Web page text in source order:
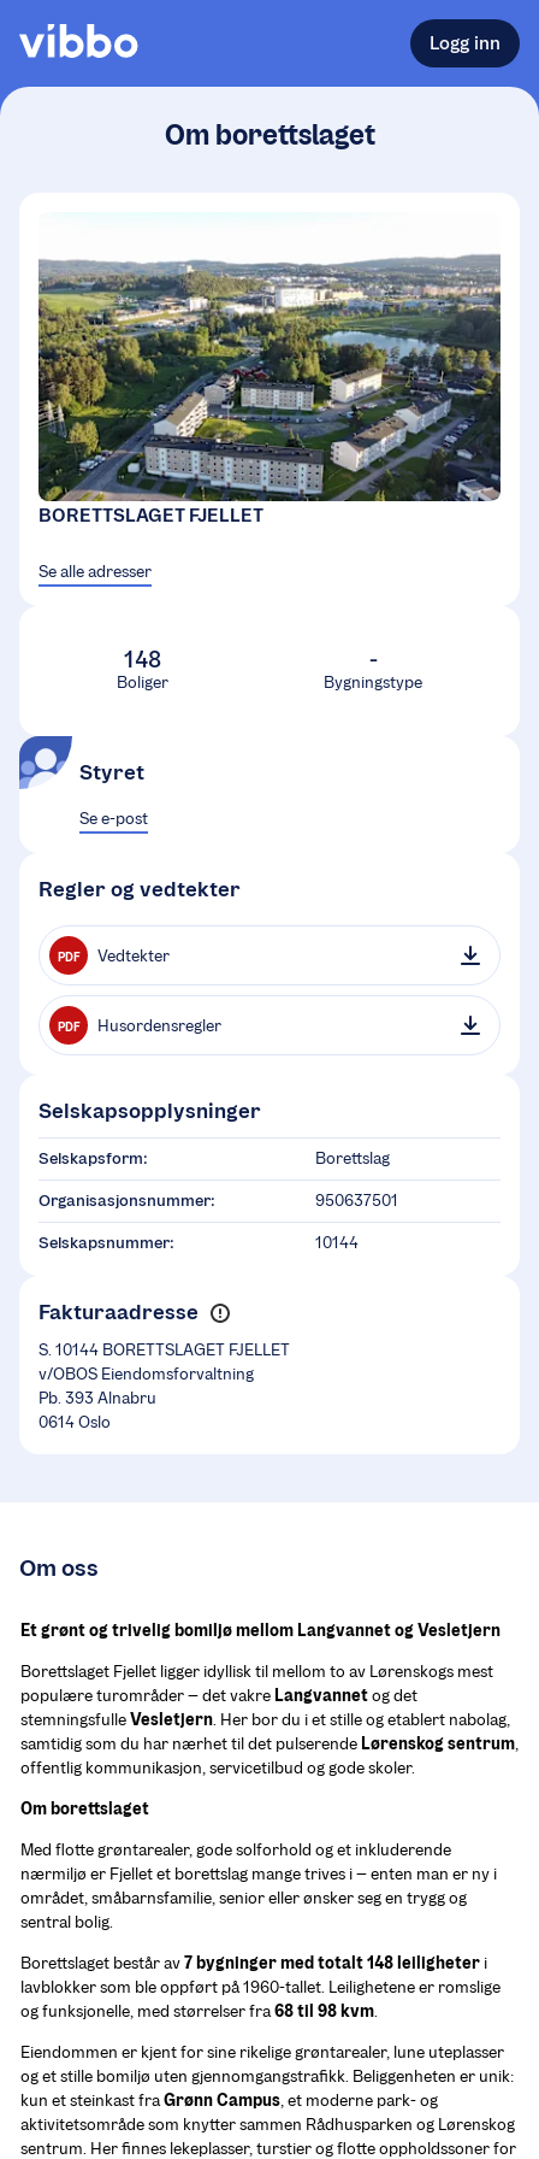
Logg inn
Om borettslaget
BORETTSLAGET FJELLET
Se alle adresser
148
Boliger
-
Bygningstype
Styret
Se e-post
Regler og vedtekter
PDF Vedtekter
PDF Husordensregler
Selskapsopplysninger
Selskapsform: Borettslag
Organisasjonsnummer: 950637501
Selskapsnummer: 10144
Fakturaadresse
S. 10144 BORETTSLAGET FJELLET
v/OBOS Eiendomsforvaltning
Pb. 393 Alnabru
0614 Oslo
Om oss
Et grønt og trivelig bomiljø mellom Langvannet og Vesletjern
Borettslaget Fjellet ligger idyllisk til mellom to av Lørenskogs mest
populære turområder – det vakre Langvannet og det
stemningsfulle Vesletjern. Her bor du i et stille og etablert nabolag,
samtidig som du har nærhet til det pulserende Lørenskog sentrum,
offentlig kommunikasjon, servicetilbud og gode skoler.
Om borettslaget
Med flotte grøntarealer, gode solforhold og et inkluderende
nærmiljø er Fjellet et borettslag mange trives i – enten man er ny i
området, småbarnsfamilie, senior eller ønsker seg en trygg og
sentral bolig.
Borettslaget består av 7 bygninger med totalt 148 leiligheter i
lavblokker som ble oppført på 1960-tallet. Leilighetene er romslige
og funksjonelle, med størrelser fra 68 til 98 kvm.
Eiendommen er kjent for sine rikelige grøntarealer, lune uteplasser
og et stille bomiljø uten gjennomgangstrafikk. Beliggenheten er unik:
kun et steinkast fra Grønn Campus, et moderne park- og
aktivitetsområde som knytter sammen Rådhusparken og Lørenskog
sentrum. Her finnes lekeplasser, turstier og flotte oppholdssoner for